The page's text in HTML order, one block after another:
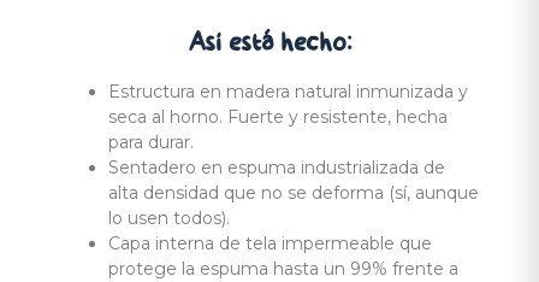
Así está hecho:
Estructura en madera natural inmunizada y
seca al horno. Fuerte y resistente, hecha
para durar.
Sentadero en espuma industrializada de
alta densidad que no se deforma (sí, aunque
lo usen todos).
Capa interna de tela impermeable que
protege la espuma hasta un 99% frente a